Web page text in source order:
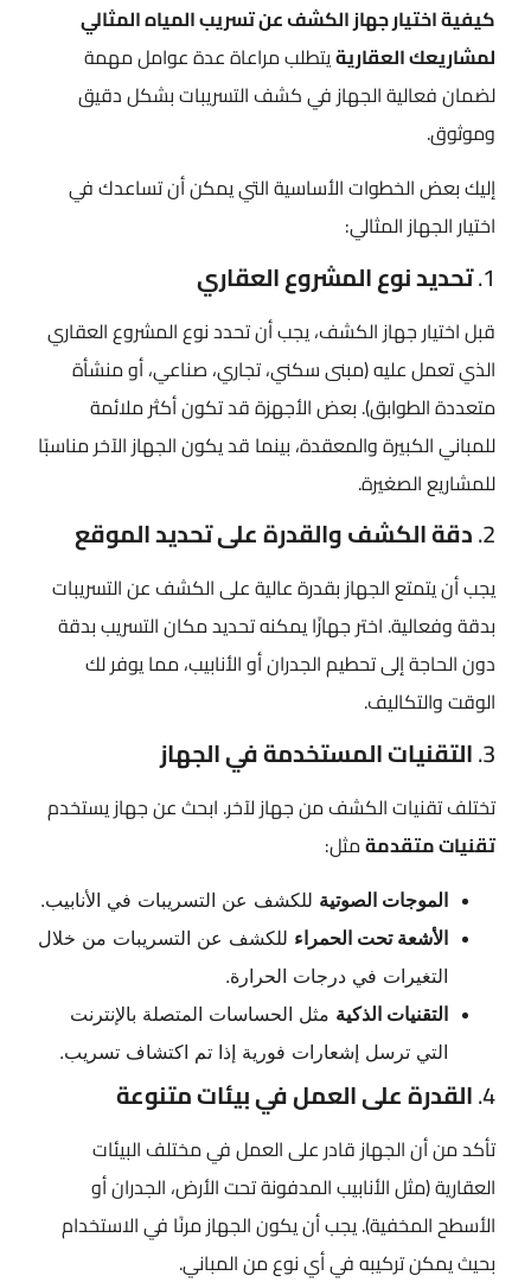
كيفية اختيار جهاز الكشف عن تسريب المياه المثالي
لمشاريعك العقاريةيتطلب مراعاة عدة عوامل مهمة
لضمان فعالية الجهاز في كشف التسريبات بشكل دقيق
وموثوق.
إليك بعض الخطوات الأساسية التي يمكن أن تساعدك في
اختيار الجهاز المثالي:
1. تحديد نوع المشروع العقاري
قبل اختيار جهاز الكشف، يجب أن تحدد نوع المشروع العقاري
الذي تعمل عليه (مبنى سكني، تجاري، صناعي، أو منشأة
متعددة الطوابق). بعض الأجهزة قد تكون أكثر ملائمة
للمباني الكبيرة والمعقدة، بينما قد يكون الجهاز الآخر مناسبًا
للمشاريع الصغيرة.
2. دقة الكشف والقدرة على تحديد الموقع
يجب أن يتمتع الجهاز بقدرة عالية على الكشف عن التسريبات
بدقة وفعالية. اختر جهازًا يمكنه تحديد مكان التسريب بدقة
دون الحاجة إلى تحطيم الجدران أو الأنابيب، مما يوفر لك
الوقت والتكاليف.
3. التقنيات المستخدمة في الجهاز
تختلف تقنيات الكشف من جهاز لآخر. ابحث عن جهاز يستخدم
تقنيات متقدمةمثل:
الموجات الصوتية للكشف عن التسريبات في الأنابيب.
الأشعة تحت الحمراء للكشف عن التسريبات من خلال
التغيرات في درجات الحرارة.
التقنيات الذكية مثل الحساسات المتصلة بالإنترنت
التي ترسل إشعارات فورية إذا تم اكتشاف تسريب.
4. القدرة على العمل في بيئات متنوعة
تأكد من أن الجهاز قادر على العمل في مختلف البيئات
العقارية (مثل الأنابيب المدفونة تحت الأرض، الجدران أو
الأسطح المخفية). يجب أن يكون الجهاز مرنًا في الاستخدام
بحيث يمكن تركيبه في أي نوع من المباني.